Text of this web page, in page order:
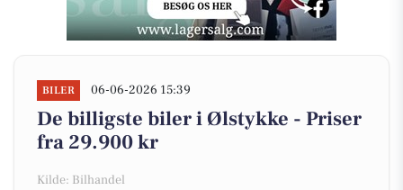
BILER 06-06-2026 15:39
De billigste biler i Ølstykke - Priser
fra 29.900 kr
Kilde: Bilhandel